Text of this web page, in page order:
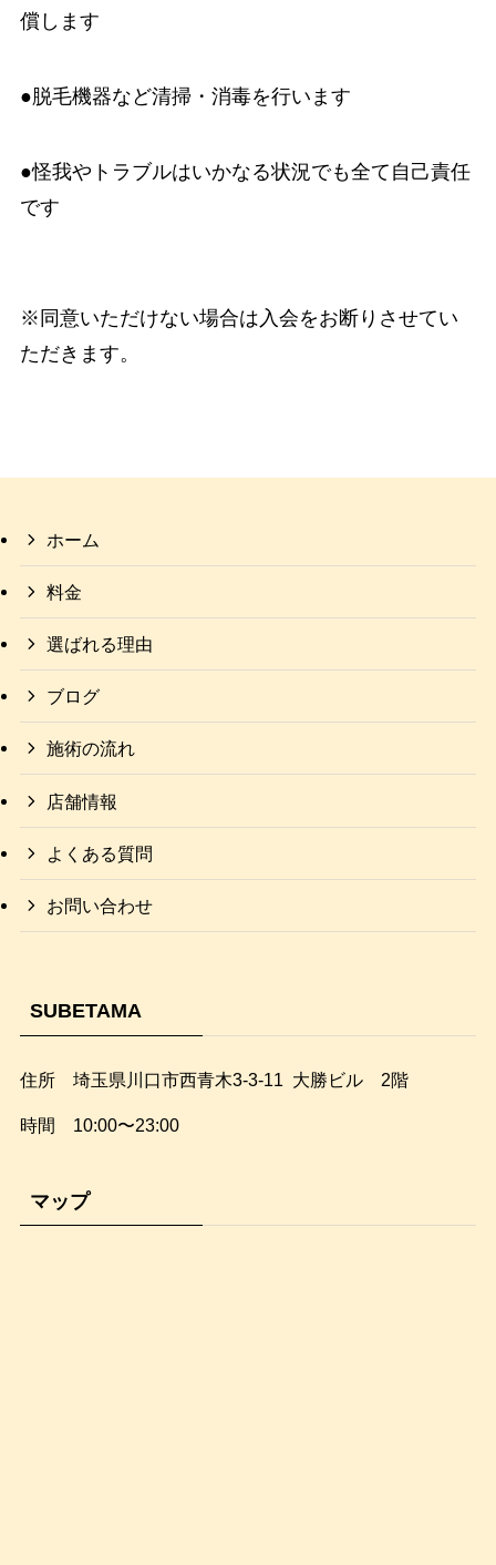
償します
●脱毛機器など清掃・消毒を行います
●怪我やトラブルはいかなる状況でも全て自己責任
です
※同意いただけない場合は入会をお断りさせてい
ただきます。
ホーム
料金
選ばれる理由
ブログ
施術の流れ
店舗情報
よくある質問
お問い合わせ
SUBETAMA
住所 埼玉県川口市西青木3-3-11 大勝ビル 2階
時間 10:00〜23:00
マップ